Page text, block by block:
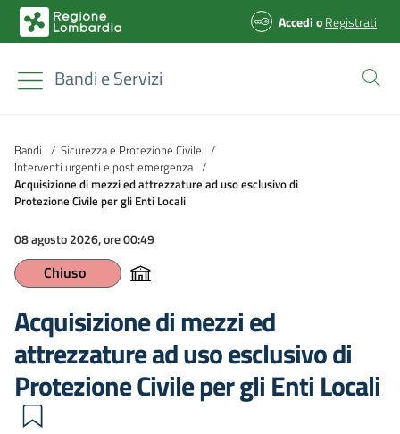
AccedioRegistrati
Bandi e Servizi
Bandi / Sicurezza e Protezione Civile /
Interventi urgenti e post emergenza /
Acquisizione di mezzi ed attrezzature ad uso esclusivo di
Protezione Civile per gli Enti Locali
08 agosto 2026, ore 00:49
Chiuso
Acquisizione di mezzi ed
attrezzature ad uso esclusivo di
Protezione Civile per gli Enti Locali